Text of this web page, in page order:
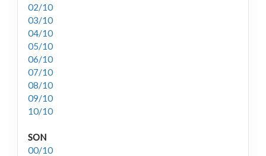
02/10
03/10
04/10
05/10
06/10
07/10
08/10
09/10
10/10
SON
00/10